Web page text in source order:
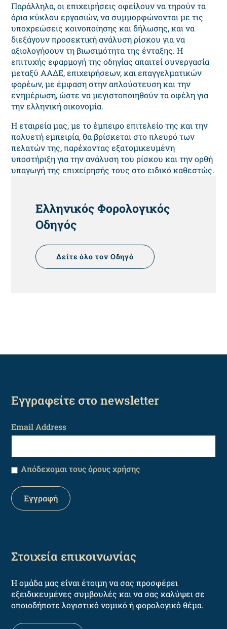
Παράλληλα, οι επιχειρήσεις οφείλουν να τηρούν τα
όρια κύκλου εργασιών, να συμμορφώνονται με τις
υποχρεώσεις κοινοποίησης και δήλωσης, και να
διεξάγουν προσεκτική ανάλυση ρίσκου για να
αξιολογήσουν τη βιωσιμότητα της ένταξης. Η
επιτυχής εφαρμογή της οδηγίας απαιτεί συνεργασία
μεταξύ ΑΑΔΕ, επιχειρήσεων, και επαγγελματικών
φορέων, με έμφαση στην απλούστευση και την
ενημέρωση, ώστε να μεγιστοποιηθούν τα οφέλη για
την ελληνική οικονομία.
Η εταιρεία μας, με το έμπειρο επιτελείο της και την
πολυετή εμπειρία, θα βρίσκεται στο πλευρό των
πελατών της, παρέχοντας εξατομικευμένη
υποστήριξη για την ανάλυση του ρίσκου και την ορθή
υπαγωγή της επιχείρησής τους στο ειδικό καθεστώς.
HEADING
Ελληνικός Φορολογικός
Οδηγός
Δείτε όλο τον Οδηγό
Εγγραφείτε στο newsletter
Email Address
Απόδεχομαι τους όρους χρήσης
Στοιχεία επικοινωνίας
Η ομάδα μας είναι έτοιμη να σας προσφέρει
εξειδικευμένες συμβουλές και να σας καλύψει σε
οποιοδήποτε λογιστικό νομικό ή φορολογικό θέμα.